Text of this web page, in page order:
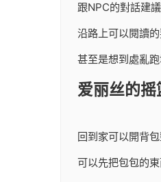
跟NPC的對話建
沿路上可以閱讀
甚至是想到處亂
爱丽丝的摇
回到家可以開背
可以先把包包的